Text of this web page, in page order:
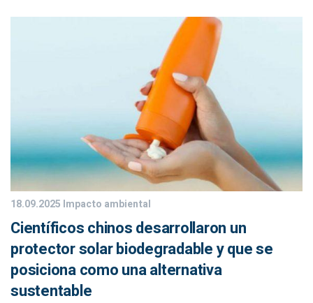
18.09.2025 Impacto ambiental
Científicos chinos desarrollaron un
protector solar biodegradable y que se
posiciona como una alternativa
sustentable